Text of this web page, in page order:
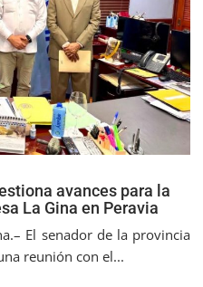
avances para la
La Gina en Peravia
El senador de la provincia
reunión con el...